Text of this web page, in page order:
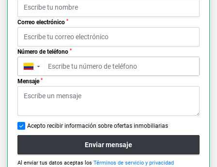
Correo electrónico *
Número de teléfono *
▼
Mensaje *
Acepto recibir información sobre ofertas inmobiliarias
Enviar mensaje
Al enviar tus datos aceptas los Términos de servicio y privacidad